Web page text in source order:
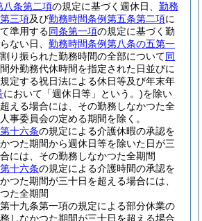
八条第二項の規定に基づく週休日、 勤務
三項及び勤務時間条例第五条第二項に
準用する同条第一項の規定に基づく勤
ない日、 勤務時間条例第八条の五第一
り振られた勤務時間の全部について同
外勤務代休時間を指定された日並びに
定する祝日法による休日等及び年末年
において「週休日等」という。)を除い
える場合には、その勤務しなかつた全
事委員会の定める期間を除く。
十六条の規定による介護休暇の承認を
つた期間から週休日等を除いた日が三
には、その勤務しなかつた全期間
十六条の規定による介護時間の承認を
つた期間が三十日を超える場合には、
た全期間
十九条第一項の規定による部分休業の
しなかつた期間が三十日を超える場合